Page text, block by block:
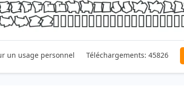
un usage personnel Téléchargements: 45826